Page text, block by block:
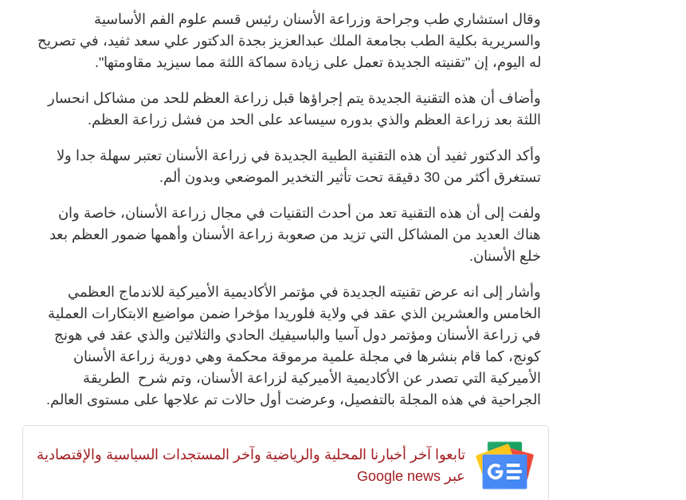
وقال استشاري طب وجراحة وزراعة الأسنان رئيس قسم علوم الفم الأساسية
والسريرية بكلية الطب بجامعة الملك عبدالعزيز بجدة الدكتور علي سعد ثفيد، في تصريح
له اليوم، إن "تقنيته الجديدة تعمل على زيادة سماكة اللثة مما سيزيد مقاومتها".
وأضاف أن هذه التقنية الجديدة يتم إجراؤها قبل زراعة العظم للحد من مشاكل انحسار
اللثة بعد زراعة العظم والذي بدوره سيساعد على الحد من فشل زراعة العظم.
وأكد الدكتور ثفيد أن هذه التقنية الطبية الجديدة في زراعة الأسنان تعتبر سهلة جدا ولا
تستغرق أكثر من 30 دقيقة تحت تأثير التخدير الموضعي وبدون ألم.
ولفت إلى أن هذه التقنية تعد من أحدث التقنيات في مجال زراعة الأسنان، خاصة وان
هناك العديد من المشاكل التي تزيد من صعوبة زراعة الأسنان وأهمها ضمور العظم بعد
خلع الأسنان.
وأشار إلى انه عرض تقنيته الجديدة في مؤتمر الأكاديمية الأميركية للاندماج العظمي
الخامس والعشرين الذي عقد في ولاية فلوريدا مؤخرا ضمن مواضيع الابتكارات العملية
في زراعة الأسنان ومؤتمر دول آسيا والباسيفيك الحادي والثلاثين والذي عقد في هونج
كونج، كما قام بنشرها في مجلة علمية مرموقة محكمة وهي دورية زراعة الأسنان
الأميركية التي تصدر عن الأكاديمية الأميركية لزراعة الأسنان، وتم شرح الطريقة
الجراحية في هذه المجلة بالتفصيل، وعرضت أول حالات تم علاجها على مستوى العالم.
تابعوا آخر أخبارنا المحلية والرياضية وآخر المستجدات السياسية والإقتصادية
عبر Google news